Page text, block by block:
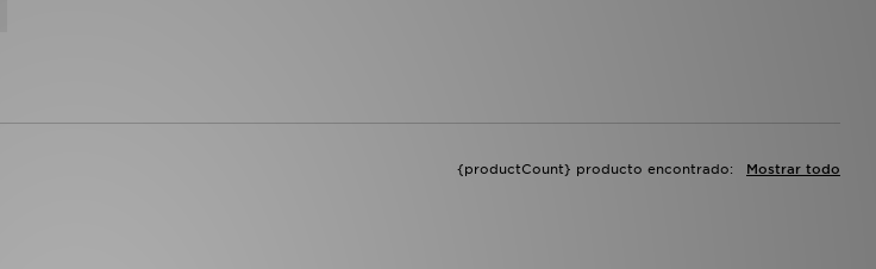
Mostrar todo
{productCount} producto encontrado: